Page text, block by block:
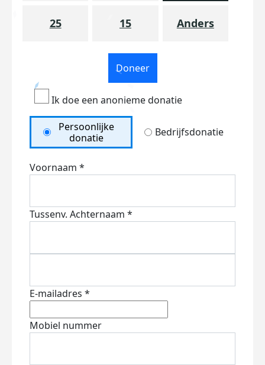
25 15 Anders
Doneer
Ik doe een anonieme donatie
Persoonlijke
donatie
Bedrijfsdonatie
Voornaam *
Tussenv. Achternaam *
E-mailadres *
Mobiel nummer